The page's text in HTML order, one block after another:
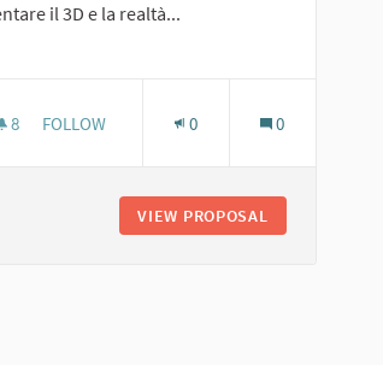
il 3D e la realtà...
8 8 FOLLOWERS
FOLLOW 0 0
VIEW PROPOSAL